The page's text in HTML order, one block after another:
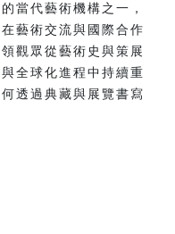
當代藝術機構之一，
藝術交流與國際合作
觀眾從藝術史與策展
全球化進程中持續重
透過典藏與展覽書寫